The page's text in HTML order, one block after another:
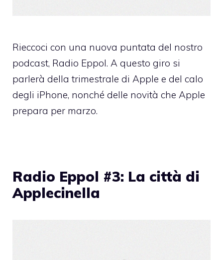
Rieccoci con una nuova puntata del nostro
podcast, Radio Eppol. A questo giro si
parlerà della trimestrale di Apple e del calo
degli iPhone, nonché delle novità che Apple
prepara per marzo.
Radio Eppol #3: La città di
Applecinella